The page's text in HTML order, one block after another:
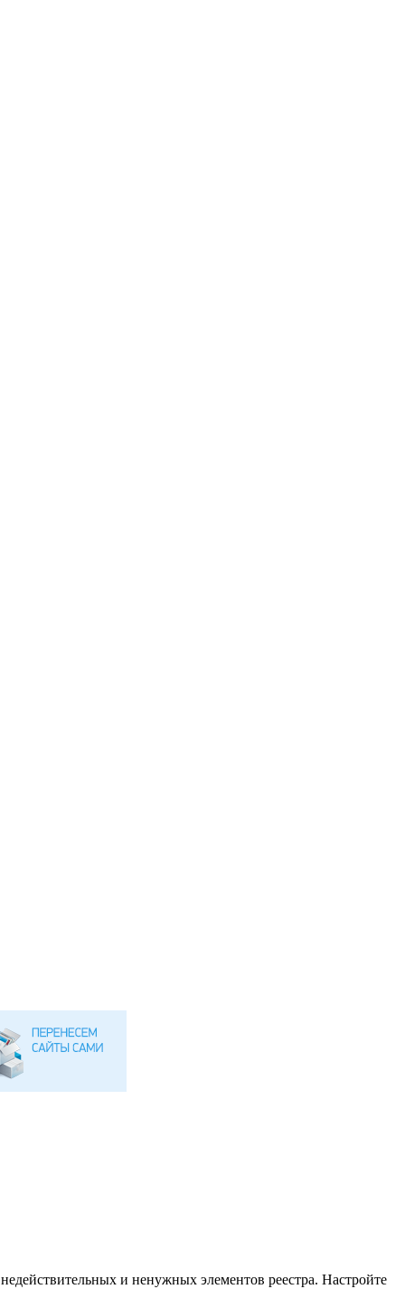
и ненужных элементов реестра. Настройте